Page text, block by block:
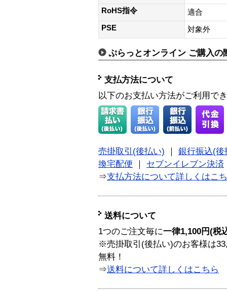
RoHS指令
適合
PSE
対象外
ぷらっとオンライン ご購入の
支払方法について
以下のお支払い方法がご利用で
売掛取引(後払い) ｜ 銀行振込(後
換宅配便 ｜ セブンイレブン決済
⇒支払方法について詳しくはこ
送料について
1つのご注文毎に一律1,100円(税
※売掛取引(後払い)のお客様は
無料！
⇒送料について詳しくはこちら